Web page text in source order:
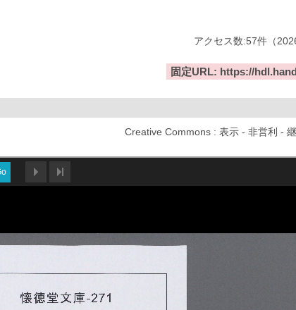
アクセス数:57件 （
固定URL: https://
Creative Commons : 表示 - 非営利 -